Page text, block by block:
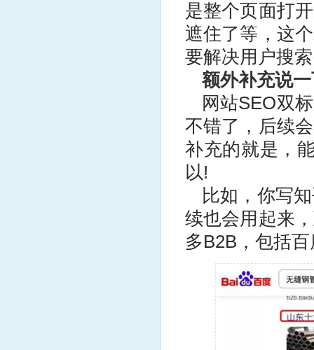
是整个页面打
遮住了等，这
要解决用户搜
额外补充说
网站SEO双
不错了，后续
补充的就是，
以!
比如，你写
续也会用起来
多B2B，包括